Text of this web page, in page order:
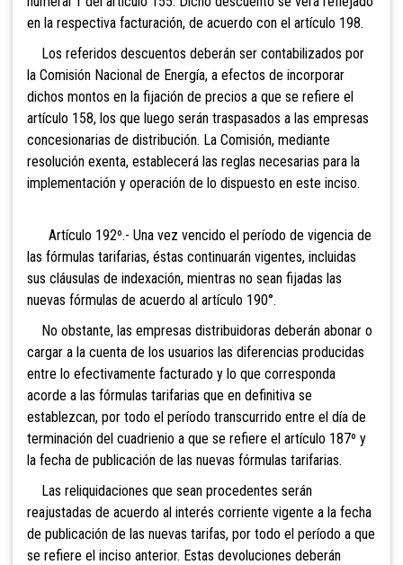
en la respectiva facturación, de acuerdo con el artículo 198.
Los referidos descuentos deberán ser contabilizados por
la Comisión Nacional de Energía, a efectos de incorporar
dichos montos en la fijación de precios a que se refiere el
artículo 158, los que luego serán traspasados a las empresas
concesionarias de distribución. La Comisión, mediante
resolución exenta, establecerá las reglas necesarias para la
implementación y operación de lo dispuesto en este inciso.
Artículo 192º.- Una vez vencido el período de vigencia de
las fórmulas tarifarias, éstas continuarán vigentes, incluidas
sus cláusulas de indexación, mientras no sean fijadas las
nuevas fórmulas de acuerdo al artículo 190°.
No obstante, las empresas distribuidoras deberán abonar o
cargar a la cuenta de los usuarios las diferencias producidas
entre lo efectivamente facturado y lo que corresponda
acorde a las fórmulas tarifarias que en definitiva se
establezcan, por todo el período transcurrido entre el día de
terminación del cuadrienio a que se refiere el artículo 187º y
la fecha de publicación de las nuevas fórmulas tarifarias.
Las reliquidaciones que sean procedentes serán
reajustadas de acuerdo al interés corriente vigente a la fecha
de publicación de las nuevas tarifas, por todo el período a que
se refiere el inciso anterior. Estas devoluciones deberán